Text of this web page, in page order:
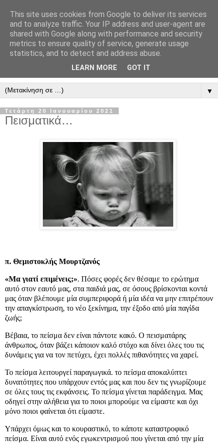
" Εξομολογεῖσθε τῶ Κυρίῳ
"
ὃτι ἀγαθός, ὃτι εἰς τόν αἰῶνα τό ἔλεος αὐτοῦ. Αλληλούϊα.
▼
Τετάρτη 20 Ιανουαρίου 2021
Πεισματικά…
π. Θεμιστοκλής Μουρτζανός
«Μα γιατί επιμένεις;». Πόσες φορές δεν θέσαμε το ερώτημα
αυτό στον εαυτό μας, στα παιδιά μας, σε όσους βρίσκονται κοντά
μας όταν βλέπουμε μία συμπεριφορά ή μία ιδέα να μην επιτρέπουν
την απαγκίστρωση, το νέο ξεκίνημα, την έξοδο από μία παγίδα
ζωής;
Βέβαια, το πείσμα δεν είναι πάντοτε κακό. Ο πεισματάρης
άνθρωπος, όταν βάζει κάποιον καλό στόχο και δίνει όλες του τις
δυνάμεις για να τον πετύχει, έχει πολλές πιθανότητες να χαρεί.
Το πείσμα λειτουργεί παραγωγικά. το πείσμα αποκαλύπτει
δυνατότητες που υπάρχουν εντός μας και που δεν τις γνωρίζουμε
σε όλες τους τις εκφάνσεις. Το πείσμα γίνεται παράδειγμα. Μας
οδηγεί στην αλήθεια για το ποιοι μπορούμε να είμαστε και όχι
μόνο ποιοι φαίνεται ότι είμαστε.
Υπάρχει όμως και το κουραστικό, το κάποτε καταστροφικό
πείσμα. Είναι αυτό ενός εγωκεντρισμού που γίνεται από την μία
This site uses cookies from Google to deliver its services
and to analyze traffic. Your IP address and user-agent are
shared with Google along with performance and security
metrics to ensure quality of service, generate usage
statistics, and to detect and address abuse.
LEARN MORE GOT IT